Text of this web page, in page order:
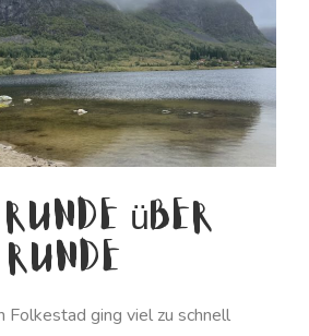
über
Runde
Folkestad ging viel zu schnell